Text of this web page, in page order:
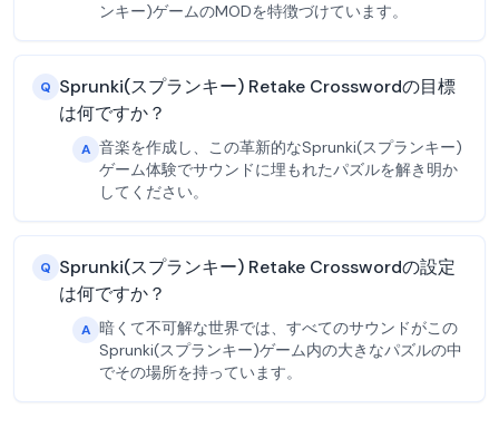
ンキー)ゲームのMODを特徴づけています。
Q Sprunki(スプランキー) Retake Crosswordの目標
は何ですか？
A 音楽を作成し、この革新的なSprunki(スプランキー)
ゲーム体験でサウンドに埋もれたパズルを解き明か
してください。
Q Sprunki(スプランキー) Retake Crosswordの設定
は何ですか？
A 暗くて不可解な世界では、すべてのサウンドがこの
Sprunki(スプランキー)ゲーム内の大きなパズルの中
でその場所を持っています。